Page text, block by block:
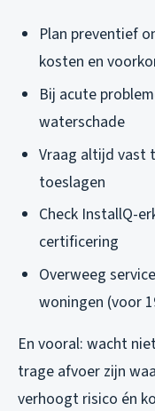
Plan preventief
kosten en
Bij acute
waterschade
Vraag altijd vast
toeslagen
Check InstallQ-
certificering
Overweeg
woningen (voor
En vooral: wacht
trage afvoer zijn
verhoogt risico én